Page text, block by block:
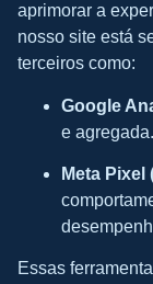
aprimorar a
nosso site está
terceiros como:
Google
e agregada.
Meta
Essas